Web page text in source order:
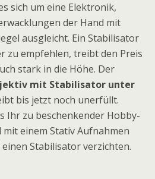
sich um eine Elektronik,
der Hand mit
ausgleicht. Ein Stabilisator
zu empfehlen, treibt den Preis
stark in die Höhe. Der
mit Stabilisator unter
bis jetzt noch unerfüllt.
Ihr zu beschenkender Hobby-
einem Stativ Aufnahmen
Stabilisator verzichten.